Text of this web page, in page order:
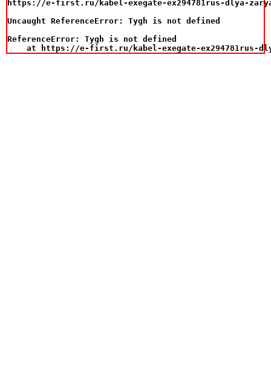
https://e-first.ru/kabel-exegate-ex294781rus-dlya-
Uncaught ReferenceError: Tygh is not defined
ReferenceError: Tygh is not defined
at https://e-first.ru/kabel-exegate-ex294781rus-